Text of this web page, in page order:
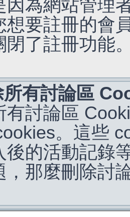
因為網站管理
想要註冊的會
閉了註冊功能
所有討論區
有討論區
。這些
後的活動記錄
，那麼刪除討